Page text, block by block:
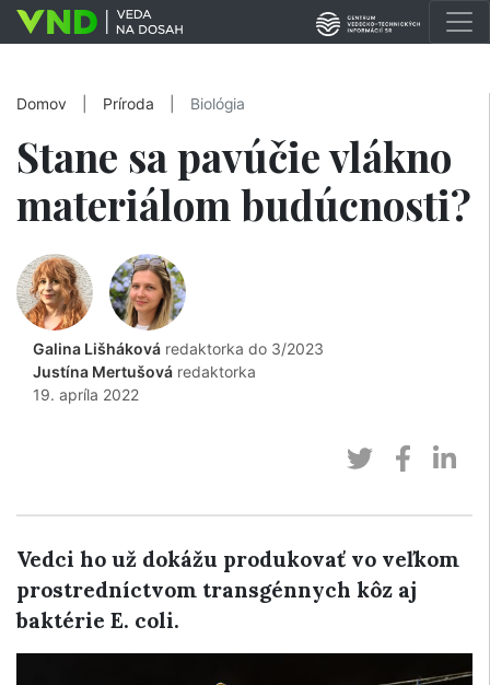
Domov Príroda Biológia
Stane sa pavúčie vlákno
materiálom budúcnosti?
Galina Lišháková redaktorka do 3/2023
Justína Mertušová redaktorka
19. apríla 2022
Vedci ho už dokážu produkovať vo veľkom
prostredníctvom transgénnych kôz aj
baktérie E. coli.